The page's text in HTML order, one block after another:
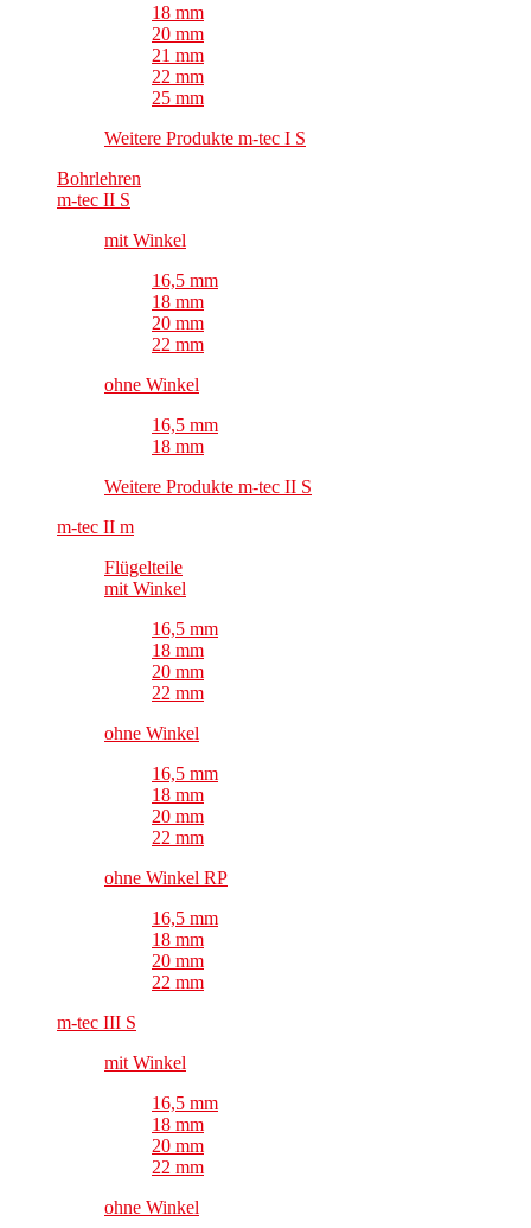
18 mm
20 mm
21 mm
22 mm
25 mm
Weitere Produkte m-tec I S
Bohrlehren
m-tec II S
mit Winkel
16,5 mm
18 mm
20 mm
22 mm
ohne Winkel
16,5 mm
18 mm
Weitere Produkte m-tec II S
m-tec II m
Flügelteile
mit Winkel
16,5 mm
18 mm
20 mm
22 mm
ohne Winkel
16,5 mm
18 mm
20 mm
22 mm
ohne Winkel RP
16,5 mm
18 mm
20 mm
22 mm
m-tec III S
mit Winkel
16,5 mm
18 mm
20 mm
22 mm
ohne Winkel